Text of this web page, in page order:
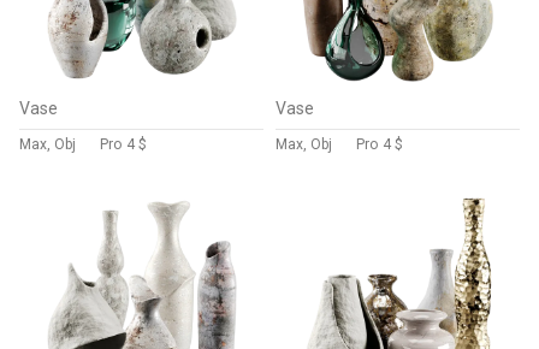
Vase
Max, Obj Pro 4 $
Vase
Max, Obj Pro 4 $